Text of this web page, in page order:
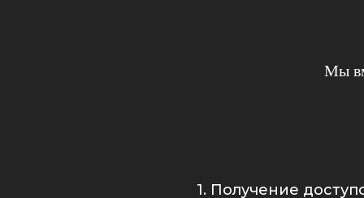
Мы
1. Получение